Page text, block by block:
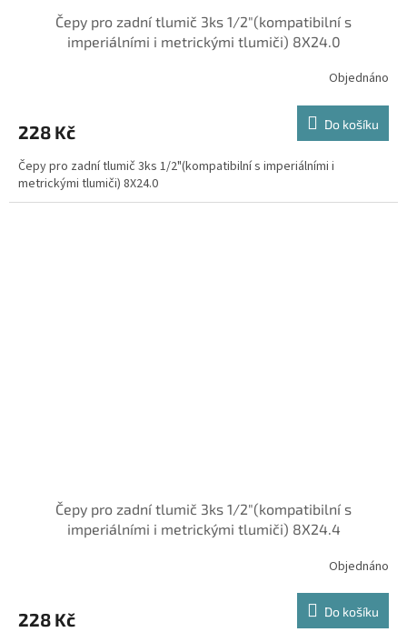
Čepy pro zadní tlumič 3ks 1/2"(kompatibilní s
imperiálními i metrickými tlumiči) 8X24.0
Objednáno
228 Kč Do košíku
Čepy pro zadní tlumič 3ks 1/2"(kompatibilní s imperiálními i
metrickými tlumiči) 8X24.0
Čepy pro zadní tlumič 3ks 1/2"(kompatibilní s
imperiálními i metrickými tlumiči) 8X24.4
Objednáno
228 Kč Do košíku